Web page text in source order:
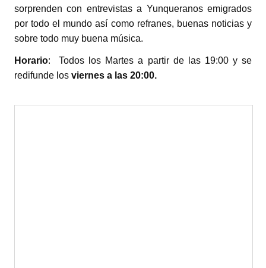
sorprenden con entrevistas a Yunqueranos emigrados
por todo el mundo así como refranes, buenas noticias y
sobre todo muy buena música.
Horario: Todos los Martes a partir de las 19:00 y se
redifunde los viernes a las 20:00.